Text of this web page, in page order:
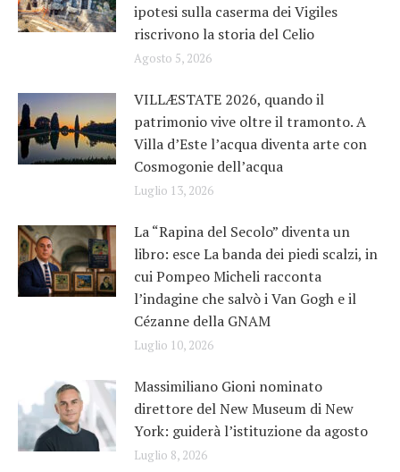
ipotesi sulla caserma dei Vigiles
riscrivono la storia del Celio
Agosto 5, 2026
VILLÆSTATE 2026, quando il
patrimonio vive oltre il tramonto. A
Villa d’Este l’acqua diventa arte con
Cosmogonie dell’acqua
Luglio 13, 2026
La “Rapina del Secolo” diventa un
libro: esce La banda dei piedi scalzi, in
cui Pompeo Micheli racconta
l’indagine che salvò i Van Gogh e il
Cézanne della GNAM
Luglio 10, 2026
Massimiliano Gioni nominato
direttore del New Museum di New
York: guiderà l’istituzione da agosto
Luglio 8, 2026